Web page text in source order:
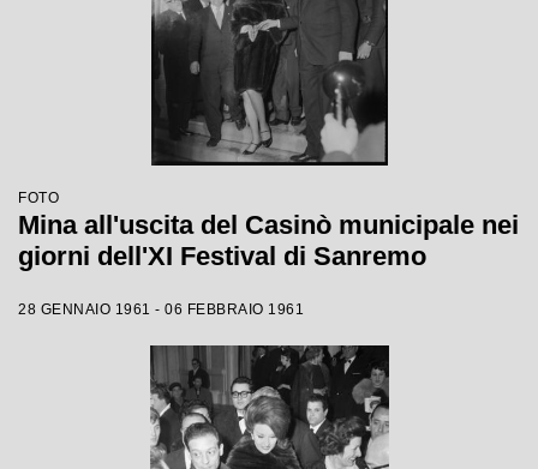
FOTO
Mina all'uscita del Casinò municipale nei
giorni dell'XI Festival di Sanremo
28 GENNAIO 1961 - 06 FEBBRAIO 1961